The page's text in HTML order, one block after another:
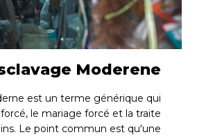
Moderene
est un terme générique qui
le mariage forcé et la traite
Le point commun est qu'une